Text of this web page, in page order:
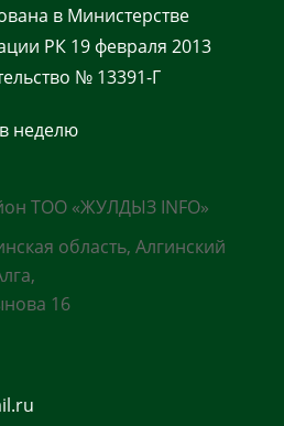
в Министерстве
РК 19 февраля 2013
№ 13391-Г
неделю
ТОО «ЖУЛДЫЗ INFO»
область, Алгинский
16